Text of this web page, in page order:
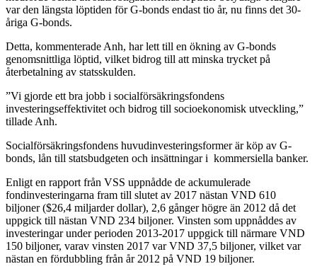
var den längsta löptiden för G-bonds endast tio år, nu finns det 30-
åriga G-bonds.
Detta, kommenterade Anh, har lett till en ökning av G-bonds
genomsnittliga löptid, vilket bidrog till att minska trycket på
återbetalning av statsskulden.
”Vi gjorde ett bra jobb i socialförsäkringsfondens
investeringseffektivitet och bidrog till socioekonomisk utveckling,”
tillade Anh.
Socialförsäkringsfondens huvudinvesteringsformer är köp av G-
bonds, lån till statsbudgeten och insättningar i kommersiella banker.
Enligt en rapport från VSS uppnådde de ackumulerade
fondinvesteringarna fram till slutet av 2017 nästan VND 610
biljoner ($26,4 miljarder dollar), 2,6 gånger högre än 2012 då det
uppgick till nästan VND 234 biljoner. Vinsten som uppnåddes av
investeringar under perioden 2013-2017 uppgick till närmare VND
150 biljoner, varav vinsten 2017 var VND 37,5 biljoner, vilket var
nästan en fördubbling från år 2012 på VND 19 biljoner.